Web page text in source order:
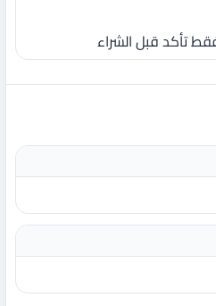
تأكد قبل الشراء